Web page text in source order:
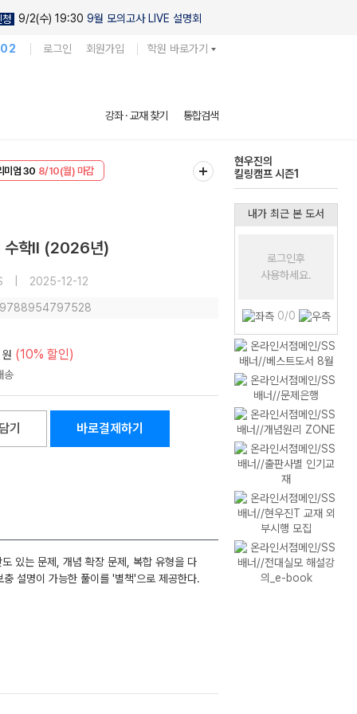
청 9/2(수) 19:30 9월 모의고사 LIVE 설명회
로그인 회원가입 학원 바로가기
강좌 · 교재 찾기 통합검색
미엄 30 8/10(월) 마감
다채로운 난도
실전 모의고사
수학II (2026년)
2025-12-12
9788954797528
원 (10% 할인)
기 바로결제하기
있는 문제, 개념 확장 문제, 복합 유형을 다
설명이 가능한 풀이를 '별책'으로 제공한다.
내가 최근 본 도서
로그인후
사용하세요.
0/0